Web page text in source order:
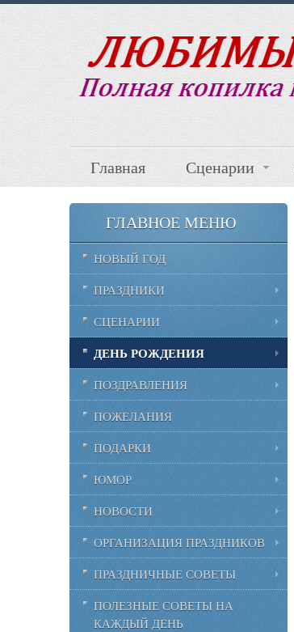
Главная Сценарии
ГЛАВНОЕ МЕНЮ
НОВЫЙ ГОД
ПРАЗДНИКИ
СЦЕНАРИИ
ДЕНЬ РОЖДЕНИЯ
ПОЗДРАВЛЕНИЯ
ПОЖЕЛАНИЯ
ПОДАРКИ
ЮМОР
НОВОСТИ
ОРГАНИЗАЦИЯ ПРАЗДНИКОВ
ПРАЗДНИЧНЫЕ СОВЕТЫ
ПОЛЕЗНЫЕ СОВЕТЫ НА
КАЖДЫЙ ДЕНЬ